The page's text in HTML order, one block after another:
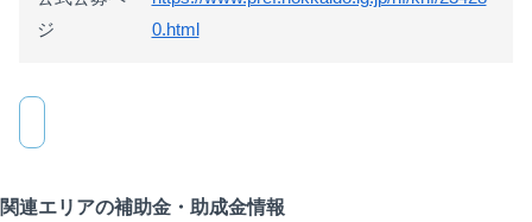
ジ
0.html
関連エリアの補助金・助成金情報